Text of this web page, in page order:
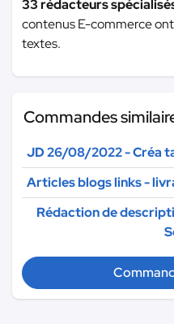
33 rédacteurs
contenus E-commerce
textes.
Commandes
JD 26/08/2022 - Créa
Articles blogs links -
Rédaction de